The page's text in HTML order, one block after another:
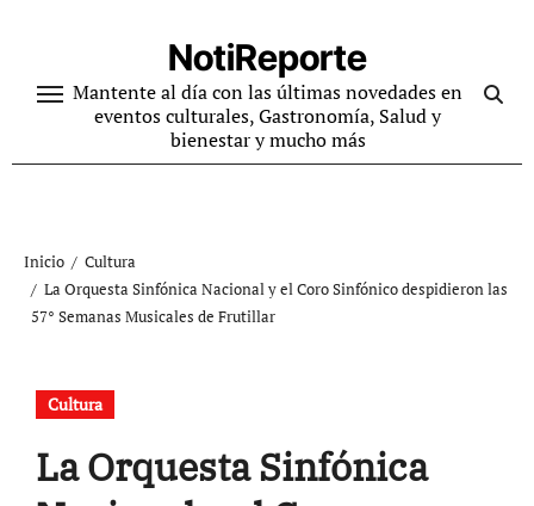
contenido
NotiReporte
Mantente al día con las últimas novedades en
eventos culturales, Gastronomía, Salud y
bienestar y mucho más
Inicio
Cultura
La Orquesta Sinfónica Nacional y el Coro Sinfónico despidieron las
57° Semanas Musicales de Frutillar
Cultura
La Orquesta Sinfónica